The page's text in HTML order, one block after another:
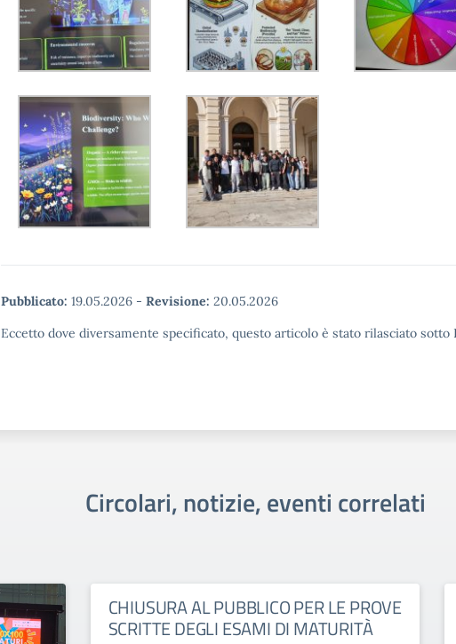
Pubblicato: 19.05.2026 - Revisione: 20.05.2026
Eccetto dove diversamente specificato, questo articolo è stato rilasciato
Circolari, notizie, eventi correlati
CHIUSURA AL PUBBLICO PER LE PROVE
SCRITTE DEGLI ESAMI DI MATURITÀ